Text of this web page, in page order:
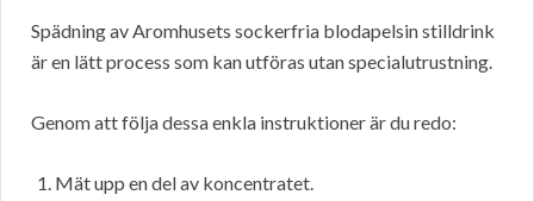
Spädning av Aromhusets sockerfria blodapelsin stilldrink
är en lätt process som kan utföras utan specialutrustning.
Genom att följa dessa enkla instruktioner är du redo:
Mät upp en del av koncentratet.